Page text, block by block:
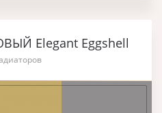
Elegant Eggshell